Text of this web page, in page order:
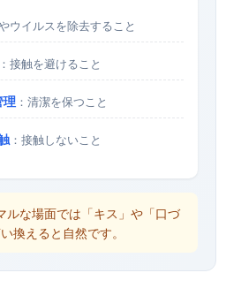
ウイルスを除去すること
接触を避けること
理 ：清潔を保つこと
：接触しないこと
ルな場面では「キス」や「口づ
換えると自然です。